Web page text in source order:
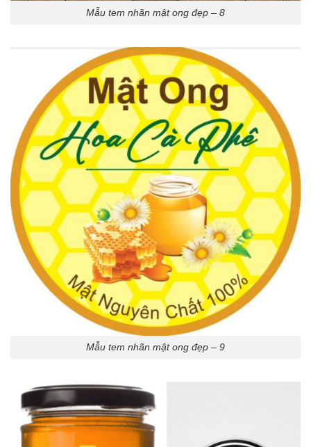
Mẫu tem nhãn mật ong đẹp – 8
Mẫu tem nhãn mật ong đẹp – 9